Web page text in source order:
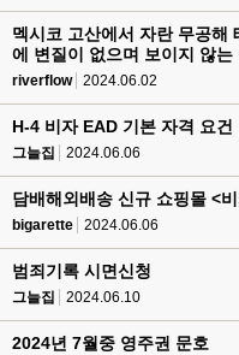
멕시코 고산에서 자란 무공해
에 변질이 없으며 보이지 않는
riverflow 2024.06.02
H-4 비자 EAD 기본 자격 요건
그늘집 2024.06.06
담배해외배송 신규 쇼핑몰 <
bigarette 2024.06.06
범죄기록 시면신청
그늘집 2024.06.10
2024년 7월중 영주권 문호